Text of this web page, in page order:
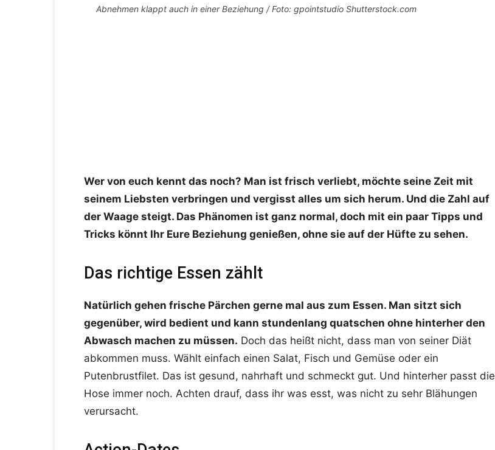
Abnehmen klappt auch in einer Beziehung / Foto: gpointstudio Shutterstock.com
Wer von euch kennt das noch? Man ist frisch verliebt, möchte seine Zeit mit
seinem Liebsten verbringen und vergisst alles um sich herum. Und die Zahl auf
der Waage steigt. Das Phänomen ist ganz normal, doch mit ein paar Tipps und
Tricks könnt Ihr Eure Beziehung genießen, ohne sie auf der Hüfte zu sehen.
Das richtige Essen zählt
Natürlich gehen frische Pärchen gerne mal aus zum Essen. Man sitzt sich
gegenüber, wird bedient und kann stundenlang quatschen ohne hinterher den
Abwasch machen zu müssen. Doch das heißt nicht, dass man von seiner Diät
abkommen muss. Wählt einfach einen Salat, Fisch und Gemüse oder ein
Putenbrustfilet. Das ist gesund, nahrhaft und schmeckt gut. Und hinterher passt die
Hose immer noch. Achten drauf, dass ihr was esst, was nicht zu sehr Blähungen
verursacht.